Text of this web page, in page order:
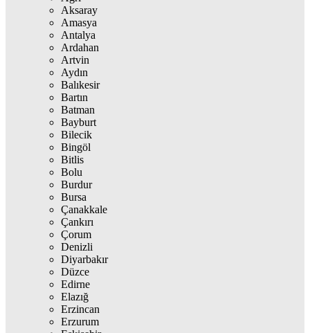
Aksaray
Amasya
Antalya
Ardahan
Artvin
Aydın
Balıkesir
Bartın
Batman
Bayburt
Bilecik
Bingöl
Bitlis
Bolu
Burdur
Bursa
Çanakkale
Çankırı
Çorum
Denizli
Diyarbakır
Düzce
Edirne
Elazığ
Erzincan
Erzurum